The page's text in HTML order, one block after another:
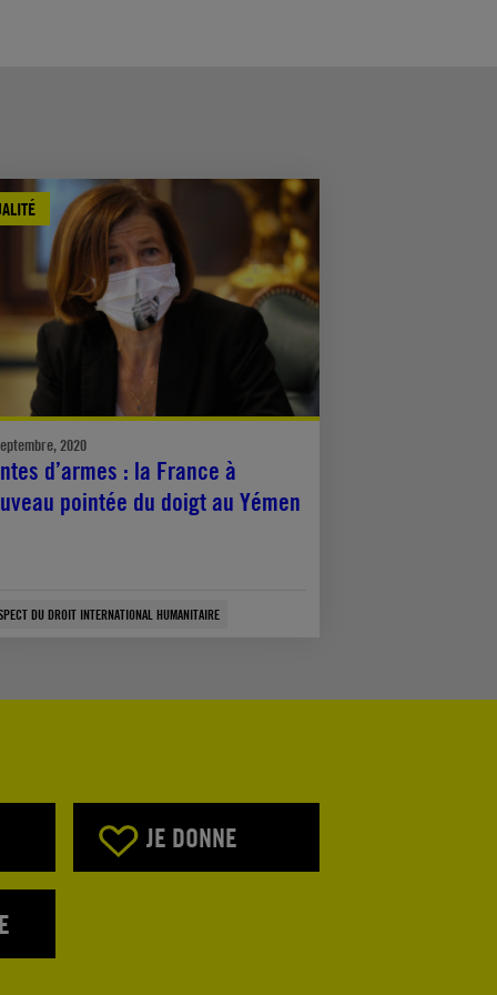
2020
d’armes : la France à
pointée du doigt au Yémen
DU DROIT INTERNATIONAL HUMANITAIRE
JE DONNE